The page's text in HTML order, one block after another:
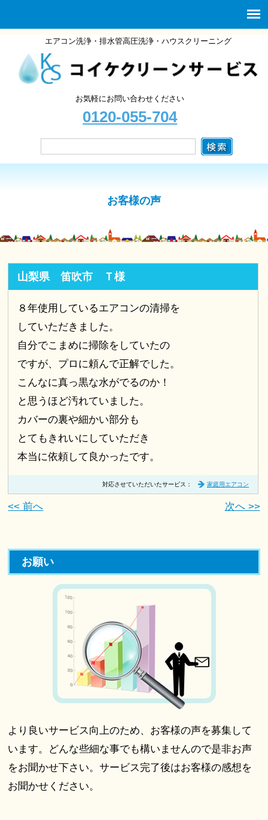
エアコン洗浄・排水管高圧洗浄・ハウスクリーニング
お気軽にお問い合わせください
0120-055-704
お客様の声
山梨県 笛吹市 Ｔ様
８年使用しているエアコンの清掃を
していただきました。
自分でこまめに掃除をしていたの
ですが、プロに頼んで正解でした。
こんなに真っ黒な水がでるのか！
と思うほど汚れていました。
カバーの裏や細かい部分も
とてもきれいにしていただき
本当に依頼して良かったです。
対応させていただいたサービス： 家庭用エアコン
<< 前へ 次へ >>
お願い
より良いサービス向上のため、お客様の声を募集して
います。どんな些細な事でも構いませんので是非お声
をお聞かせ下さい。サービス完了後はお客様の感想を
お聞かせください。